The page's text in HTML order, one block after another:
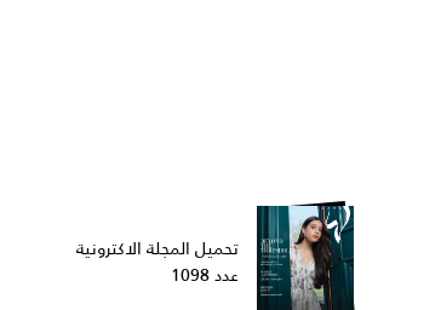
تحميل المجلة الاكترونية
عدد 1098